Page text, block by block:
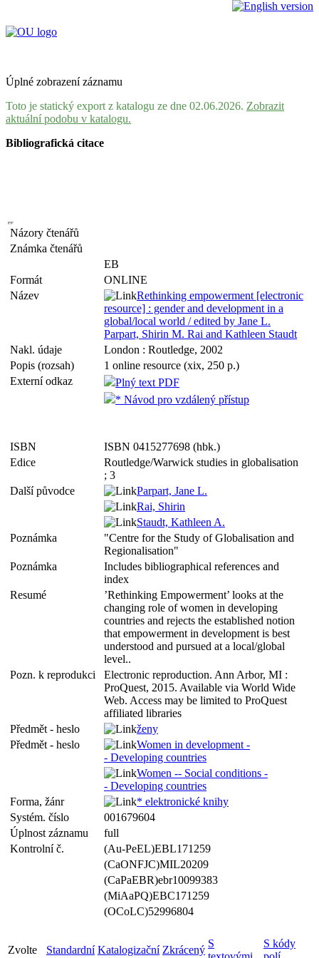
Úplné zobrazení záznamu
Toto je statický export z katalogu ze dne 02.06.2026. Zobrazit
aktuální podobu v katalogu.
Bibliografická citace
Názory čtenářů
Známka čtenářů
EB
Formát
ONLINE
Název
Rethinking empowerment [electronic
resource] : gender and development in a
global/local world / edited by Jane L.
Parpart, Shirin M. Rai and Kathleen Staudt
Nakl. údaje
London : Routledge, 2002
Popis (rozsah)
1 online resource (xix, 250 p.)
Externí odkaz
Plný text PDF
* Návod pro vzdálený přístup
ISBN
ISBN 0415277698 (hbk.)
Edice
Routledge/Warwick studies in globalisation
; 3
Další původce
Parpart, Jane L.
Rai, Shirin
Staudt, Kathleen A.
Poznámka
"Centre for the Study of Globalisation and
Regionalisation"
Poznámka
Includes bibliographical references and
index
Resumé
’Rethinking Empowerment’ looks at the
changing role of women in developing
countries and rejects the established notion
that empowerment in development is best
understood and pursued at a local/global
level..
Pozn. k reprodukci
Electronic reproduction. Ann Arbor, MI :
ProQuest, 2015. Available via World Wide
Web. Access may be limited to ProQuest
affiliated libraries
Předmět - heslo
ženy
Předmět - heslo
Women in development -
- Developing countries
Women -- Social conditions -
- Developing countries
Forma, žánr
* elektronické knihy
Systém. číslo
001679604
Úplnost záznamu
full
Kontrolní č.
(Au-PeEL)EBL171259
(CaONFJC)MIL20209
(CaPaEBR)ebr10099383
(MiAaPQ)EBC171259
(OCoLC)52996804
Zvolte
Standardní Katalogizační Zkrácený
S
S kódy